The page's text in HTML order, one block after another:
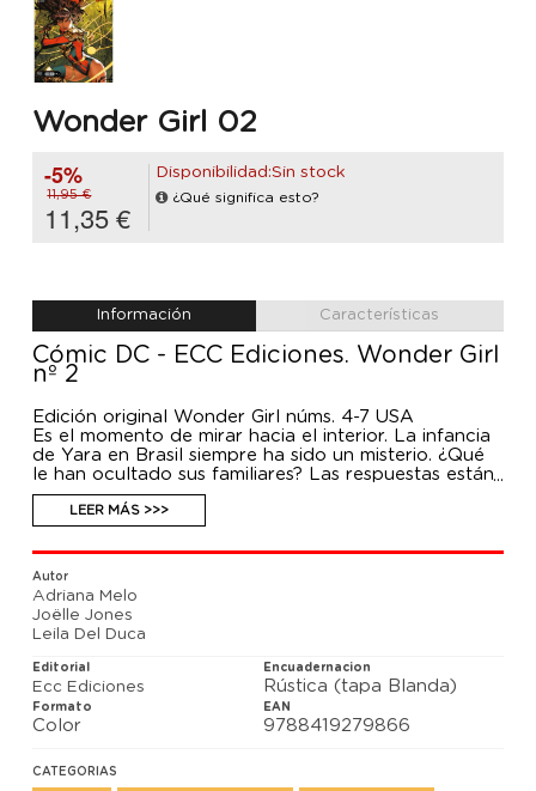
Wonder Girl 02
-5%
11,95 €
11,35 €
Disponibilidad:Sin stock
¿Qué significa esto?
Información Características
Cómic DC - ECC Ediciones. Wonder Girl
nº 2
Edición original Wonder Girl núms. 4-7 USA
Es el momento de mirar hacia el interior. La infancia
de Yara en Brasil siempre ha sido un misterio. ¿Qué
le han ocultado sus familiares? Las respuestas están
en la selva amazónica. Pero, ¿qué sucede cuando
encuentras a aquellos que no quieren ser
encontrados? La colección de Wonder Girl termina,
pero el camino hacia el siguiente evento de Wonder
Woman empieza aquí.
LEER MÁS >>>
Autor
Adriana Melo
Joëlle Jones
Leila Del Duca
Editorial
Ecc Ediciones
Encuadernacion
Rústica (tapa Blanda)
Formato
Color
EAN
9788419279866
CATEGORIAS